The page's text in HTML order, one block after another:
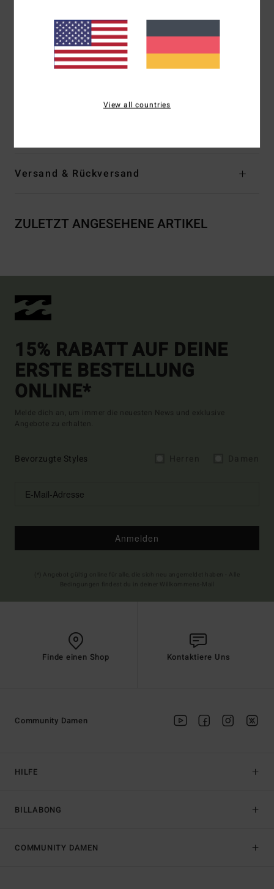
Passform:Boxy Fit für einen weiten Schnitt mit etwas
kürzerer Länge
Rundhalsausschnitt
Grafik
[Hauptstoff] 80 % Baumwolle, 20 %
Versand & Rückversand
ZULETZT ANGESEHENE ARTIKEL
15% RABATT AUF DEINE
ERSTE BESTELLUNG
ONLINE*
Melde dich an, um immer die neuesten News und exklusive
Angebote zu erhalten.
Bevorzugte Styles
Anmelden
Finde einen Shop Kontaktiere Uns
HILFE
BILLABONG
Community Damen
COMMUNITY DAMEN
View all countries